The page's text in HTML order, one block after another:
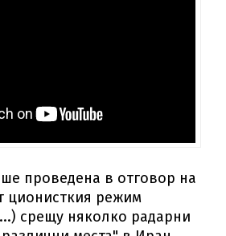
проведена в отговор на
ционисткия режим
срещу няколко радарни